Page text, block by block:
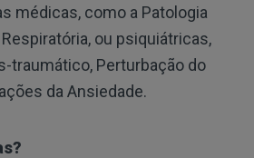
médicas, como a Patologia
ou psiquiátricas,
traumático, Perturbação do
da Ansiedade.